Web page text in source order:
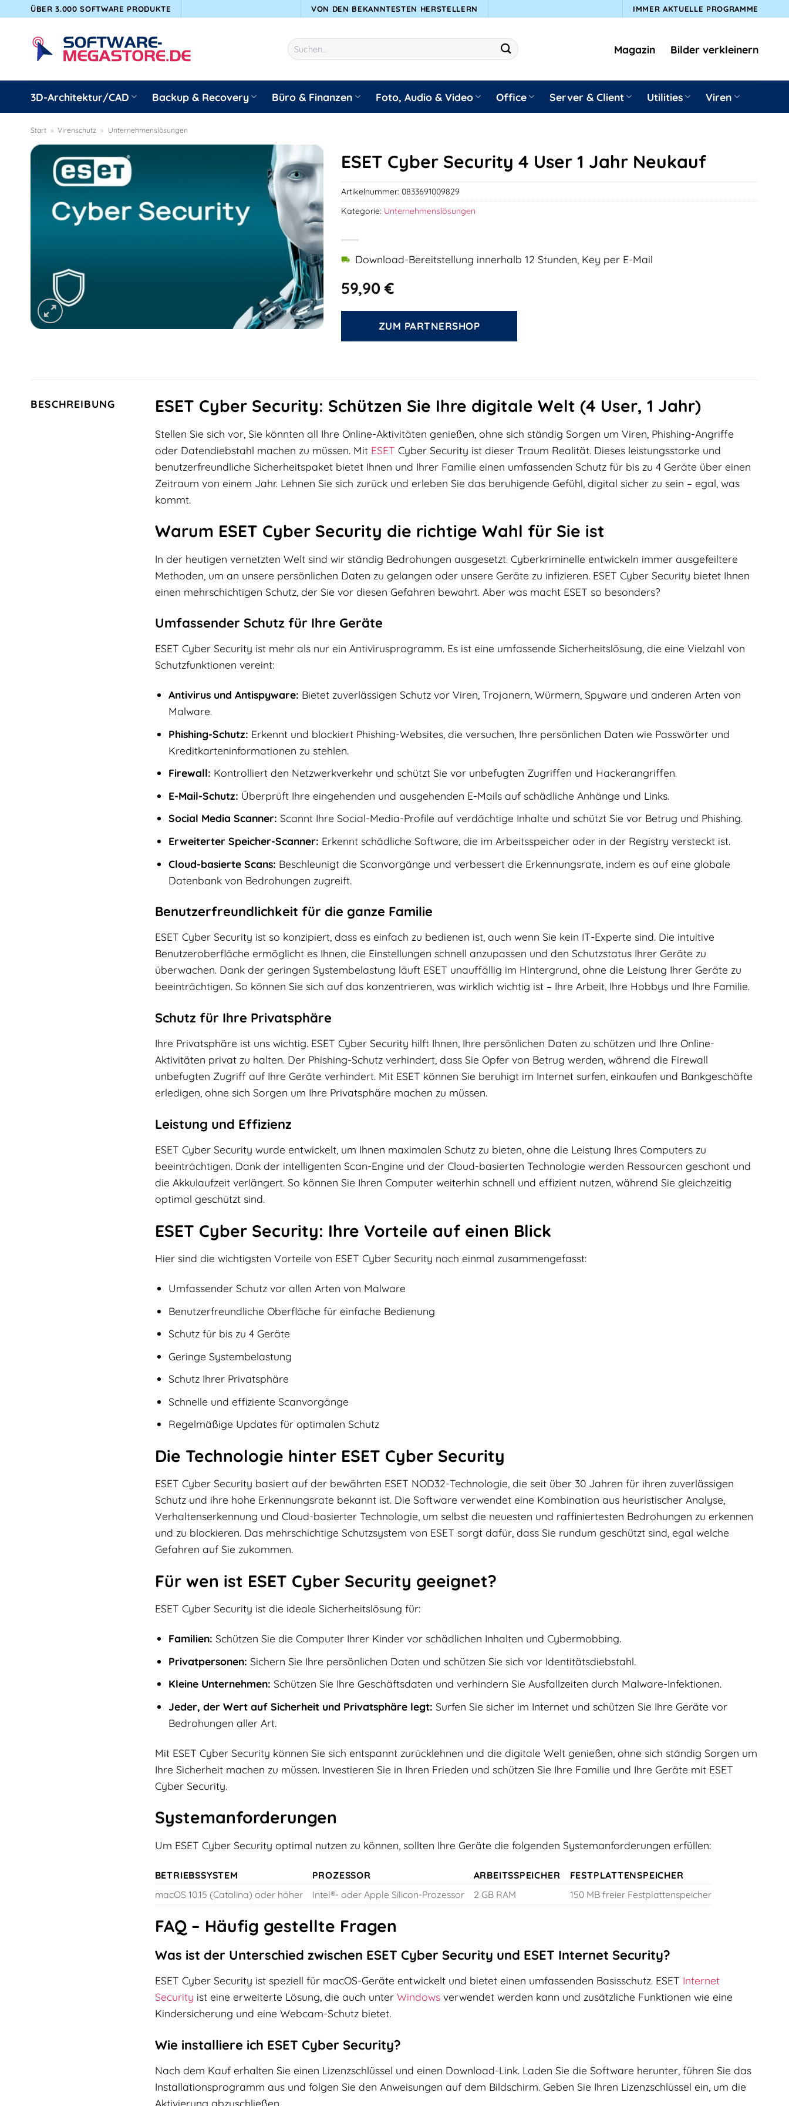
springen
ÜBER 3.000 SOFTWARE PRODUKTE VON DEN BEKANNTESTEN HERSTELLERN IMMER AKTUELLE PROGRAMME
Suchen
nach:
Magazin Bilder verkleinern
3D-Architektur/CAD Backup & Recovery Büro & Finanzen Foto, Audio & Video Office Server & Client Utilities Viren
Start » Virenschutz » Unternehmenslösungen
ESET Cyber Security 4 User 1 Jahr Neukauf
59,90€
Download-Bereitstellung innerhalb 12 Stunden, Key per E-Mail
ZUM PARTNERSHOP
Artikelnummer:0833691009829
Kategorie: Unternehmenslösungen
BESCHREIBUNG ESET Cyber Security: Schützen Sie Ihre digitale Welt (4 User, 1 Jahr)
Stellen Sie sich vor, Sie könnten all Ihre Online-Aktivitäten genießen, ohne sich ständig Sorgen um Viren, Phishing-Angriffe
oder Datendiebstahl machen zu müssen. Mit ESET Cyber Security ist dieser Traum Realität. Dieses leistungsstarke und
benutzerfreundliche Sicherheitspaket bietet Ihnen und Ihrer Familie einen umfassenden Schutz für bis zu 4 Geräte über einen
Zeitraum von einem Jahr. Lehnen Sie sich zurück und erleben Sie das beruhigende Gefühl, digital sicher zu sein – egal, was
kommt.
Warum ESET Cyber Security die richtige Wahl für Sie ist
In der heutigen vernetzten Welt sind wir ständig Bedrohungen ausgesetzt. Cyberkriminelle entwickeln immer ausgefeiltere
Methoden, um an unsere persönlichen Daten zu gelangen oder unsere Geräte zu infizieren. ESET Cyber Security bietet Ihnen
einen mehrschichtigen Schutz, der Sie vor diesen Gefahren bewahrt. Aber was macht ESET so besonders?
Umfassender Schutz für Ihre Geräte
ESET Cyber Security ist mehr als nur ein Antivirusprogramm. Es ist eine umfassende Sicherheitslösung, die eine Vielzahl von
Schutzfunktionen vereint:
Antivirus und Antispyware: Bietet zuverlässigen Schutz vor Viren, Trojanern, Würmern, Spyware und anderen Arten von
Malware.
Phishing-Schutz: Erkennt und blockiert Phishing-Websites, die versuchen, Ihre persönlichen Daten wie Passwörter und
Kreditkarteninformationen zu stehlen.
Firewall: Kontrolliert den Netzwerkverkehr und schützt Sie vor unbefugten Zugriffen und Hackerangriffen.
E-Mail-Schutz: Überprüft Ihre eingehenden und ausgehenden E-Mails auf schädliche Anhänge und Links.
Social Media Scanner: Scannt Ihre Social-Media-Profile auf verdächtige Inhalte und schützt Sie vor Betrug und Phishing.
Erweiterter Speicher-Scanner: Erkennt schädliche Software, die im Arbeitsspeicher oder in der Registry versteckt ist.
Cloud-basierte Scans: Beschleunigt die Scanvorgänge und verbessert die Erkennungsrate, indem es auf eine globale
Datenbank von Bedrohungen zugreift.
Benutzerfreundlichkeit für die ganze Familie
ESET Cyber Security ist so konzipiert, dass es einfach zu bedienen ist, auch wenn Sie kein IT-Experte sind. Die intuitive
Benutzeroberfläche ermöglicht es Ihnen, die Einstellungen schnell anzupassen und den Schutzstatus Ihrer Geräte zu
überwachen. Dank der geringen Systembelastung läuft ESET unauffällig im Hintergrund, ohne die Leistung Ihrer Geräte zu
beeinträchtigen. So können Sie sich auf das konzentrieren, was wirklich wichtig ist – Ihre Arbeit, Ihre Hobbys und Ihre Familie.
Schutz für Ihre Privatsphäre
Ihre Privatsphäre ist uns wichtig. ESET Cyber Security hilft Ihnen, Ihre persönlichen Daten zu schützen und Ihre Online-
Aktivitäten privat zu halten. Der Phishing-Schutz verhindert, dass Sie Opfer von Betrug werden, während die Firewall
unbefugten Zugriff auf Ihre Geräte verhindert. Mit ESET können Sie beruhigt im Internet surfen, einkaufen und Bankgeschäfte
erledigen, ohne sich Sorgen um Ihre Privatsphäre machen zu müssen.
Leistung und Effizienz
ESET Cyber Security wurde entwickelt, um Ihnen maximalen Schutz zu bieten, ohne die Leistung Ihres Computers zu
beeinträchtigen. Dank der intelligenten Scan-Engine und der Cloud-basierten Technologie werden Ressourcen geschont und
die Akkulaufzeit verlängert. So können Sie Ihren Computer weiterhin schnell und effizient nutzen, während Sie gleichzeitig
optimal geschützt sind.
ESET Cyber Security: Ihre Vorteile auf einen Blick
Hier sind die wichtigsten Vorteile von ESET Cyber Security noch einmal zusammengefasst:
Umfassender Schutz vor allen Arten von Malware
Benutzerfreundliche Oberfläche für einfache Bedienung
Schutz für bis zu 4 Geräte
Geringe Systembelastung
Schutz Ihrer Privatsphäre
Schnelle und effiziente Scanvorgänge
Regelmäßige Updates für optimalen Schutz
Die Technologie hinter ESET Cyber Security
ESET Cyber Security basiert auf der bewährten ESET NOD32-Technologie, die seit über 30 Jahren für ihren zuverlässigen
Schutz und ihre hohe Erkennungsrate bekannt ist. Die Software verwendet eine Kombination aus heuristischer Analyse,
Verhaltenserkennung und Cloud-basierter Technologie, um selbst die neuesten und raffiniertesten Bedrohungen zu erkennen
und zu blockieren. Das mehrschichtige Schutzsystem von ESET sorgt dafür, dass Sie rundum geschützt sind, egal welche
Gefahren auf Sie zukommen.
Für wen ist ESET Cyber Security geeignet?
ESET Cyber Security ist die ideale Sicherheitslösung für:
Familien: Schützen Sie die Computer Ihrer Kinder vor schädlichen Inhalten und Cybermobbing.
Privatpersonen: Sichern Sie Ihre persönlichen Daten und schützen Sie sich vor Identitätsdiebstahl.
Kleine Unternehmen: Schützen Sie Ihre Geschäftsdaten und verhindern Sie Ausfallzeiten durch Malware-Infektionen.
Jeder, der Wert auf Sicherheit und Privatsphäre legt: Surfen Sie sicher im Internet und schützen Sie Ihre Geräte vor
Bedrohungen aller Art.
Mit ESET Cyber Security können Sie sich entspannt zurücklehnen und die digitale Welt genießen, ohne sich ständig Sorgen um
Ihre Sicherheit machen zu müssen. Investieren Sie in Ihren Frieden und schützen Sie Ihre Familie und Ihre Geräte mit ESET
Cyber Security.
Systemanforderungen
Um ESET Cyber Security optimal nutzen zu können, sollten Ihre Geräte die folgenden Systemanforderungen erfüllen:
BETRIEBSSYSTEM PROZESSOR ARBEITSSPEICHER
FESTPLATTENSPEICHER
macOS 10.15 (Catalina) oder höher
Intel®- oder Apple Silicon-Prozessor 2 GB RAM 150 MB freier Festplattenspeicher
FAQ – Häufig gestellte Fragen
Was ist der Unterschied zwischen ESET Cyber Security und ESET Internet Security?
ESET Cyber Security ist speziell für macOS-Geräte entwickelt und bietet einen umfassenden Basisschutz. ESET Internet
Security ist eine erweiterte Lösung, die auch unter Windowsverwendet werden kann und zusätzliche Funktionen wie eine
Kindersicherung und eine Webcam-Schutz bietet.
Wie installiere ich ESET Cyber Security?
Nach dem Kauf erhalten Sie einen Lizenzschlüssel und einen Download-Link. Laden Sie die Software herunter, führen Sie das
Installationsprogramm aus und folgen Sie den Anweisungen auf dem Bildschirm. Geben Sie Ihren Lizenzschlüssel ein, um die
Aktivierung abzuschließen.